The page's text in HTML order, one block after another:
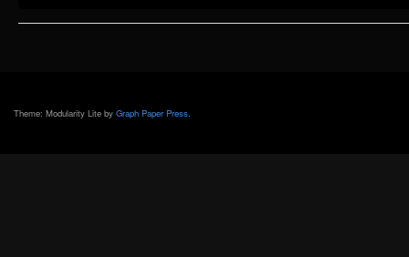
Theme: Modularity Lite by Graph Paper Press.